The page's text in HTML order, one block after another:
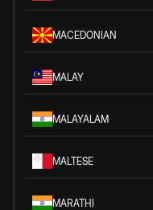
MACEDONIAN
MALAY
MALAYALAM
MALTESE
MARATHI